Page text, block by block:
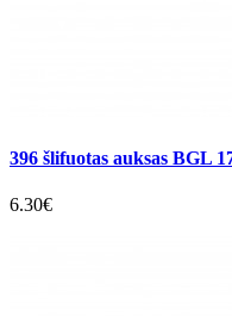
396 šlifuotas auksas BGL
6.30€